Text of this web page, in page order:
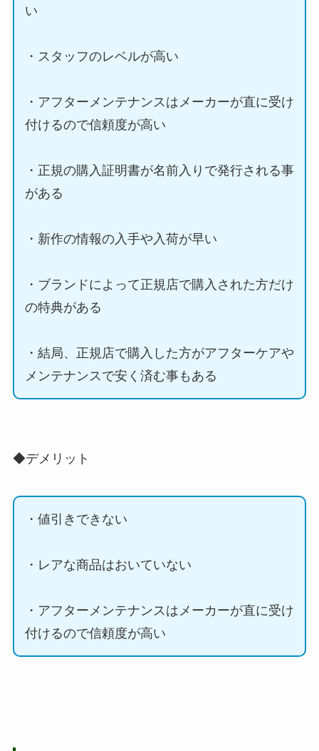
い
・スタッフのレベルが高い
・アフターメンテナンスはメーカーが直に受け
付けるので信頼度が高い
・正規の購入証明書が名前入りで発行される事
がある
・新作の情報の入手や入荷が早い
・ブランドによって正規店で購入された方だけ
の特典がある
・結局、正規店で購入した方がアフターケアや
メンテナンスで安く済む事もある
◆デメリット
・値引きできない
・レアな商品はおいていない
・アフターメンテナンスはメーカーが直に受け
付けるので信頼度が高い